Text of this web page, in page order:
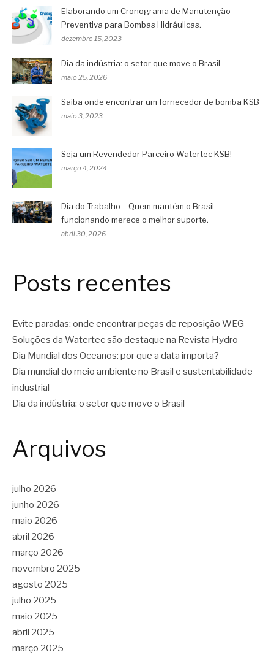
Elaborando um Cronograma de Manutenção
Preventiva para Bombas Hidráulicas.
dezembro 15, 2023
Dia da indústria: o setor que move o Brasil
maio 25, 2026
Saiba onde encontrar um fornecedor de bomba KSB
maio 3, 2023
Seja um Revendedor Parceiro Watertec KSB!
março 4, 2024
Dia do Trabalho – Quem mantém o Brasil
funcionando merece o melhor suporte.
abril 30, 2026
Posts recentes
Evite paradas: onde encontrar peças de reposição WEG
Soluções da Watertec são destaque na Revista Hydro
Dia Mundial dos Oceanos: por que a data importa?
Dia mundial do meio ambiente no Brasil e sustentabilidade
industrial
Dia da indústria: o setor que move o Brasil
Arquivos
julho 2026
junho 2026
maio 2026
abril 2026
março 2026
novembro 2025
agosto 2025
julho 2025
maio 2025
abril 2025
março 2025